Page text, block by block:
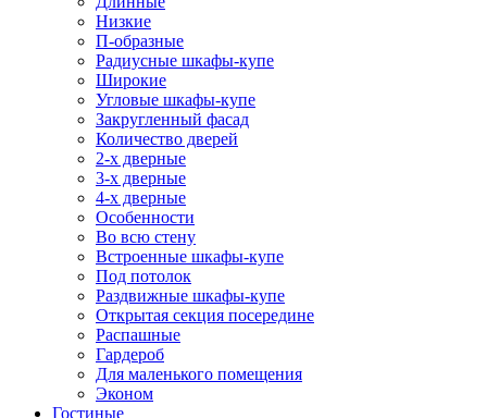
Низкие
П-образные
Радиусные шкафы-купе
Широкие
Угловые шкафы-купе
Закругленный фасад
Количество дверей
2-х дверные
3-х дверные
4-х дверные
Особенности
Во всю стену
Встроенные шкафы-купе
Под потолок
Раздвижные шкафы-купе
Открытая секция посередине
Распашные
Гардероб
Для маленького помещения
Эконом
Гостиные